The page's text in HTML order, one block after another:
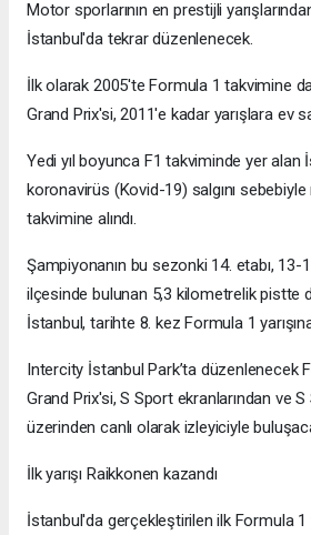
Motor sporlarının en prestijli
İstanbul'da tekrar düzenlenecek.
İlk olarak 2005'te Formula 1 takvimine
Grand Prix'si, 2011'e kadar yarışlara ev
Yedi yıl boyunca F1 takviminde yer alan
koronavirüs (Kovid-19) salgını
takvimine alındı.
Şampiyonanın bu sezonki 14. etabı, 13-
ilçesinde bulunan 5,3 kilometrelik pistte
İstanbul, tarihte 8. kez Formula 1
Intercity İstanbul Park’ta düzenlenecek
Grand Prix'si, S Sport ekranlarından ve
üzerinden canlı olarak izleyiciyle
İlk yarışı Raikkonen kazandı
İstanbul'da gerçekleştirilen ilk Formula 1